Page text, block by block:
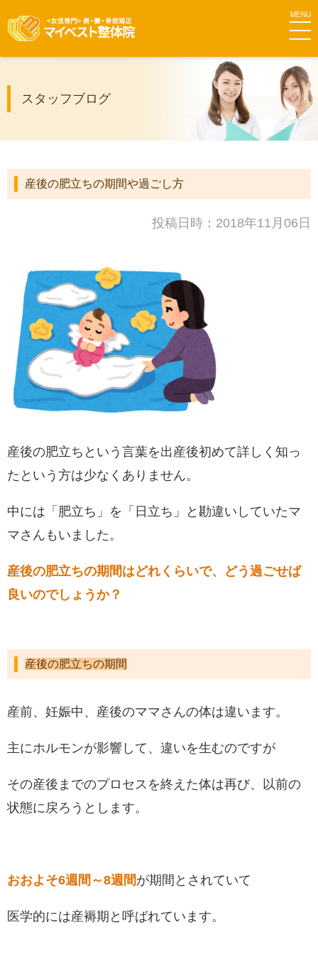
ト整体院
グループ
スタッフブログ
産後の肥立ちの期間や過ごし方
投稿日時：2018年11月06日
産後の肥立ちという言葉を出産後初めて詳しく知っ
たという方は少なくありません。
中には「肥立ち」を「日立ち」と勘違いしていたマ
マさんもいました。
産後の肥立ちの期間はどれくらいで、どう過ごせば
良いのでしょうか？
産後の肥立ちの期間
産前、妊娠中、産後のママさんの体は違います。
主にホルモンが影響して、違いを生むのですが
その産後までのプロセスを終えた体は再び、以前の
状態に戻ろうとします。
おおよそ6週間～8週間が期間とされていて
医学的には産褥期と呼ばれています。